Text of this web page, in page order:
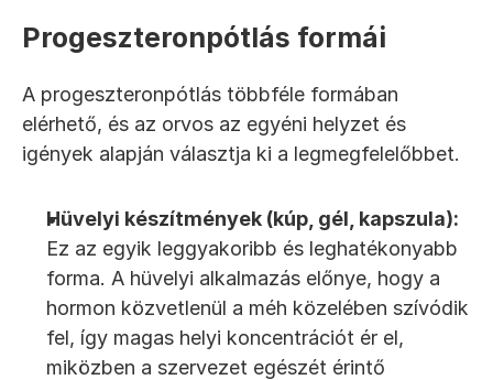
Progeszteronpótlás formái
A progeszteronpótlás többféle formában
elérhető, és az orvos az egyéni helyzet és
igények alapján választja ki a legmegfelelőbbet.
Hüvelyi készítmények (kúp, gél, kapszula):
Ez az egyik leggyakoribb és leghatékonyabb
forma. A hüvelyi alkalmazás előnye, hogy a
hormon közvetlenül a méh közelében szívódik
fel, így magas helyi koncentrációt ér el,
miközben a szervezet egészét érintő